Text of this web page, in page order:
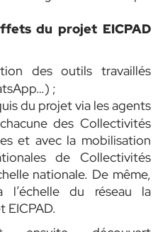
du projet EICPAD
des outils travaillés
;
du projet via les agents
des Collectivités
et avec la mobilisation
de Collectivités
nationale. De même,
l’échelle du réseau la
EICPAD.